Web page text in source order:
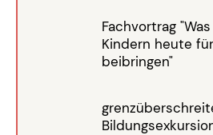
Fachvortrag
Kindern heute
beibringen"